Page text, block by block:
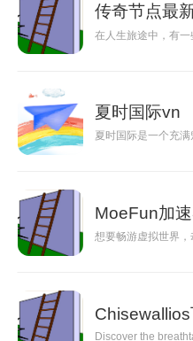
传奇节点最
在人生旅途中，有
夏时国际vn
夏时国际是一个充
MoeFun加
想要畅游虚拟世界
Discover the